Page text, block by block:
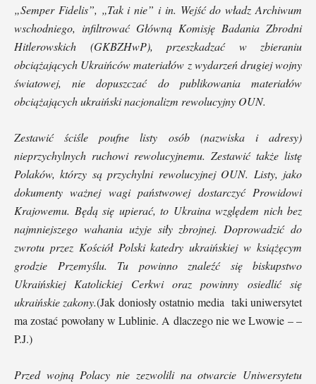
„Semper Fidelis”, „Tak i nie” i in. Wejść do władz Archiwum
wschodniego, infiltrować Główną Komisję Badania Zbrodni
Hitlerowskich (GKBZHwP), przeszkadzać w zbieraniu
obciążających Ukraińców materiałów z wydarzeń drugiej wojny
światowej, nie dopuszczać do publikowania materiałów
obciążających ukraiński nacjonalizm rewolucyjny OUN.
Zestawić ściśle poufne listy osób (nazwiska i adresy)
nieprzychylnych ruchowi rewolucyjnemu. Zestawić także listę
Polaków, którzy są przychylni rewolucyjnej OUN. Listy, jako
dokumenty ważnej wagi państwowej dostarczyć Prowidowi
Krajowemu. Będą się upierać, to Ukraina względem nich bez
najmniejszego wahania użyje siły zbrojnej. Doprowadzić do
zwrotu przez Kościół Polski katedry ukraińskiej w książęcym
grodzie Przemyślu. Tu powinno znaleźć się biskupstwo
Ukraińskiej Katolickiej Cerkwi oraz powinny osiedlić się
ukraińskie zakony.(Jak doniosły ostatnio media taki uniwersytet
ma zostać powołany w Lublinie. A dlaczego nie we Lwowie – –
P.J.)
Przed wojną Polacy nie zezwolili na otwarcie Uniwersytetu